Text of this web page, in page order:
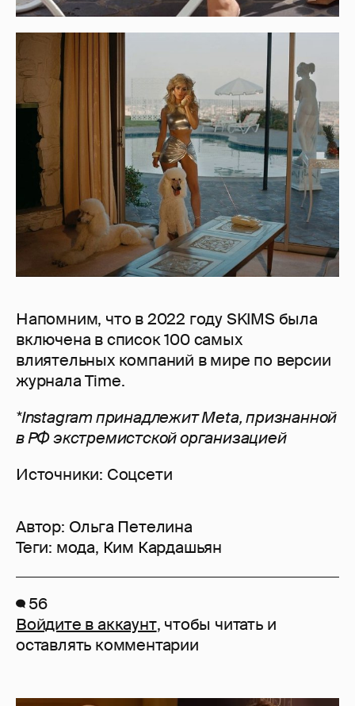
Напомним, что в 2022 году SKIMS была
включена в список 100 самых
влиятельных компаний в мире по версии
журнала Time.
*Instagram принадлежит Meta, признанной
в РФ экстремистской организацией
Источники: Соцсети
Автор: Ольга Петелина
Теги: мода, Ким Кардашьян
56
Войдите в аккаунт, чтобы читать и
оставлять комментарии